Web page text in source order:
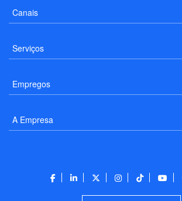
Canais
Serviços
Empregos
A Empresa